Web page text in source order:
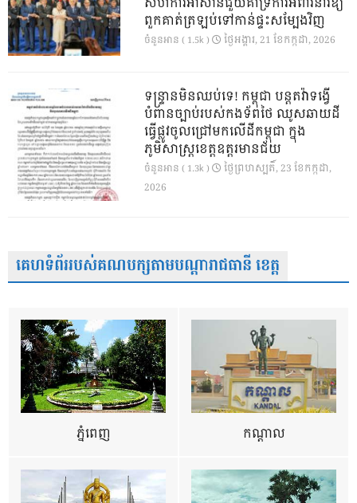
ពួកគាត់ត្រឡប់ទៅកាន់ផ្ទះសម្បែងវិញ
ចំនួនអាន ( 1.5k ) ថ្ងៃ​អង្គារ, 21 ខែ​កក្កដា, 2026
ទន្ទ្រានមិនឈប់ទេ! កម្ពុជា បន្តតវ៉ាទង្វើ
បំពានច្បាប់របស់កងទ័ពថៃ ឈូសឆាយដី
ធ្វើផ្លូវចូលជ្រៅមកលើដីកម្ពុជា ក្នុង
ភូមិសាស្ត្រខេត្តឧត្តរមានជ័យ
ចំនួនអាន ( 1.3k )
ថ្ងៃ​ព្រហស្បតិ៍, 23 ខែ​កក្កដា,
2026
គេហទំព័ររបស់គណបក្សតាមបណ្តារាជធានី ខេត្ត
ភ្នំពេញ កណ្តាល